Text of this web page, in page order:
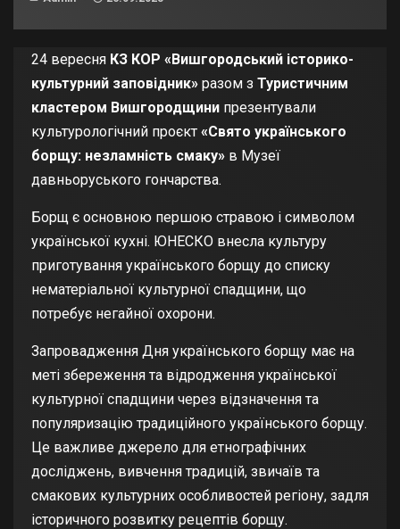
24 вересня КЗ КОР «Вишгородський історико-
культурний заповідник» разом з Туристичним
кластером Вишгородщини презентували
культурологічний проєкт «Свято українського
борщу: незламність смаку» в Музеї
давньоруського гончарства.
Борщ є основною першою стравою і символом
української кухні. ЮНЕСКО внесла культуру
приготування українського борщу до списку
нематеріальної культурної спадщини, що
потребує негайної охорони.
Запровадження Дня українського борщу має на
меті збереження та відродження української
культурної спадщини через відзначення та
популяризацію традиційного українського борщу.
Це важливе джерело для етнографічних
досліджень, вивчення традицій, звичаїв та
смакових культурних особливостей регіону, задля
історичного розвитку рецептів борщу.